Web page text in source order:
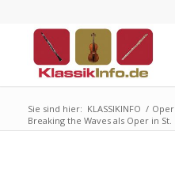
Sie sind hier: KLASSIKINFO /
Breaking the Waves als Oper in St.